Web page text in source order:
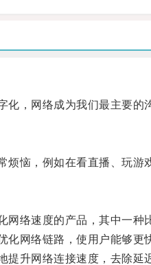
，网络成为我们最主要的
，例如在看直播、玩游
络速度的产品，其中一种
络链路，使用户能够更
升网络连接速度，去除延